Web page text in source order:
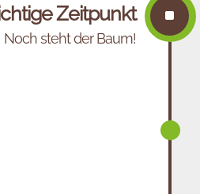
Zeitpunkt
Noch steht der Baum!
^